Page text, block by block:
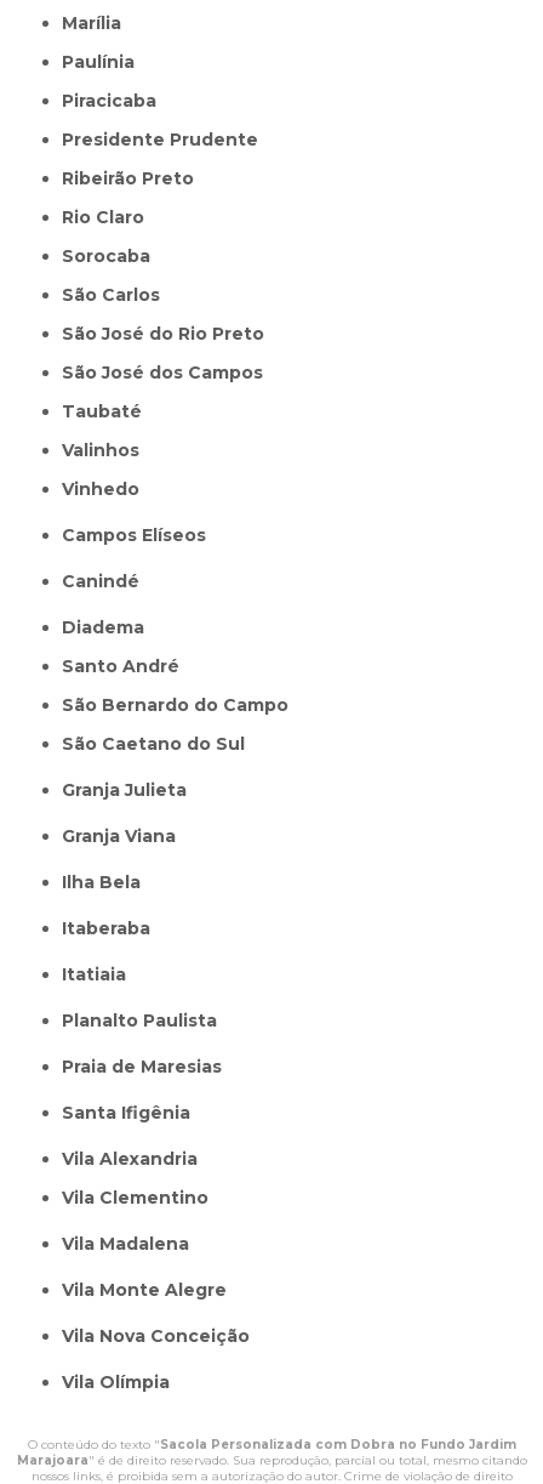
Marília
Paulínia
Piracicaba
Presidente Prudente
Ribeirão Preto
Rio Claro
Sorocaba
São Carlos
São José do Rio Preto
São José dos Campos
Taubaté
Valinhos
Vinhedo
Campos Elíseos
Canindé
Diadema
Santo André
São Bernardo do Campo
São Caetano do Sul
Granja Julieta
Granja Viana
Ilha Bela
Itaberaba
itatiaia
Planalto Paulista
Praia de Maresias
Santa Ifigênia
Vila Alexandria
Vila Clementino
Vila Madalena
Vila Monte Alegre
Vila Nova Conceição
Vila Olímpia
O conteúdo do texto "Sacola Personalizada com Dobra no Fundo Jardim
Marajoara" é de direito reservado. Sua reprodução, parcial ou total, mesmo citando
nossos links, é proibida sem a autorização do autor. Crime de violação de direito